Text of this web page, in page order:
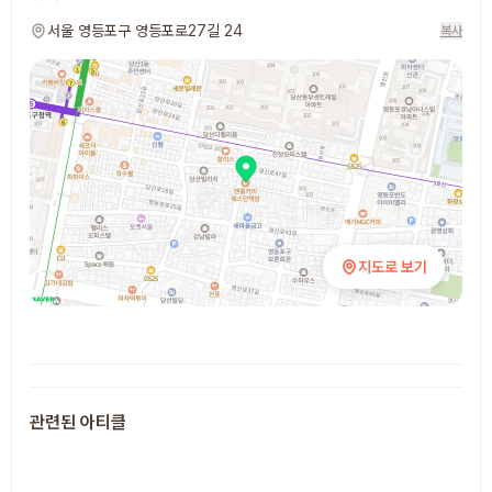
서울 영등포구 영등포로27길 24 복사
지도로 보기
관련된 아티클